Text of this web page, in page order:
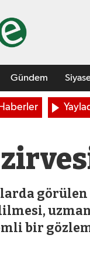
Gündem
bir